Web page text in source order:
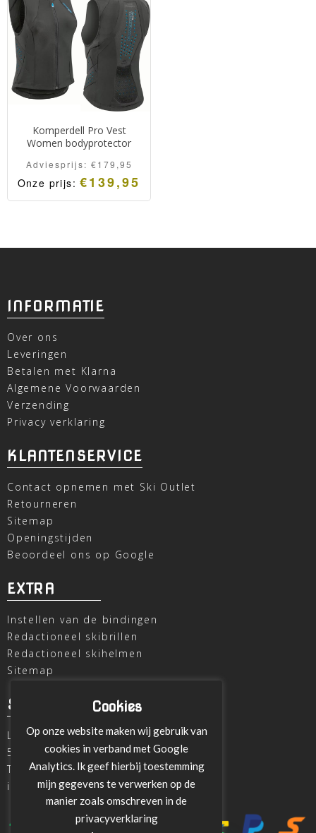
Komperdell Pro Vest
Women bodyprotector
Adviesprijs: €179,95
Onze prijs:€139,95
INFORMATIE
Over ons
Leveringen
Betalen met Klarna
Algemene Voorwaarden
Verzending
Privacy verklaring
KLANTENSERVICE
Contact opnemen met Ski Outlet
Retourneren
Sitemap
Openingstijden
Beoordeel ons op Google
EXTRA
Instellen van de bindingen
Redactioneel skibrillen
Redactioneel skihelmen
Sitemap
SKI OUTLET
Laagheidehof 8
5804 XC Venray
T
+31 478 515696
info@ski-outlet-venray.nl
Cookies
Op onze website maken wij gebruik van
cookies in verband met Google
Analytics. Ik geef hierbij toestemming
mijn gegevens te verwerken op de
manier zoals omschreven in de
privacyverklaring